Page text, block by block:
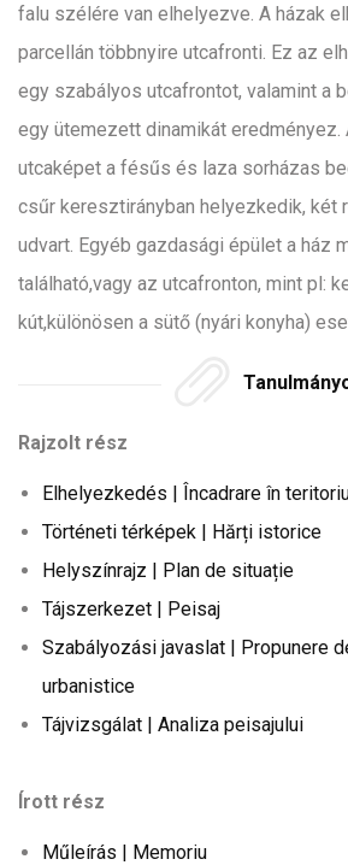
falu szélére van elhelyezve. A házak
parcellán többnyire utcafronti. Ez az
egy szabályos utcafrontot, valamint a
egy ütemezett dinamikát eredményez.
utcaképet a fésűs és laza sorházas
csűr keresztirányban helyezkedik, két
udvart. Egyéb gazdasági épület a ház
található,vagy az utcafronton, mint pl:
kút,különösen a sütő (nyári konyha)
Rajzolt rész
Elhelyezkedés | Încadrare în
Történeti térképek | Hărți istorice
Helyszínrajz | Plan de situație
Tájszerkezet | Peisaj
Szabályozási javaslat | Propunere
urbanistice
Tájvizsgálat | Analiza peisajului
Írott rész
Műleírás | Memoriu